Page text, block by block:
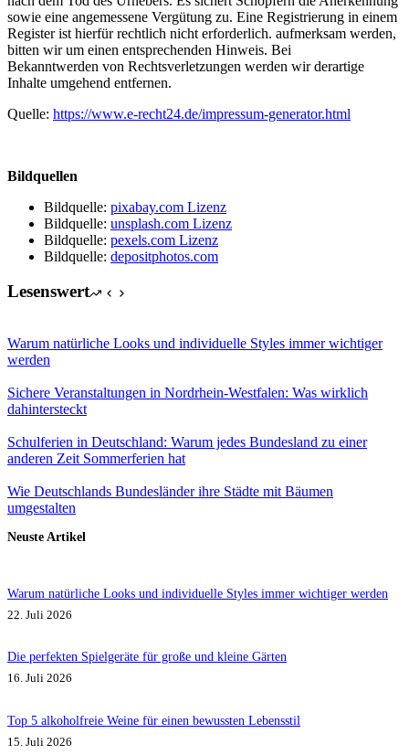
sowie eine angemessene Vergütung zu. Eine Registrierung in einem
Register ist hierfür rechtlich nicht erforderlich. aufmerksam werden,
bitten wir um einen entsprechenden Hinweis. Bei
Bekanntwerden von Rechtsverletzungen werden wir derartige
Inhalte umgehend entfernen.
Quelle: https://www.e-recht24.de/impressum-generator.html
Bildquellen
Bildquelle: pixabay.com Lizenz
Bildquelle: unsplash.com Lizenz
Bildquelle: pexels.com Lizenz
Bildquelle: depositphotos.com
Lesenswert
Warum natürliche Looks und individuelle Styles immer wichtiger
werden
Sichere Veranstaltungen in Nordrhein-Westfalen: Was wirklich
dahintersteckt
Schulferien in Deutschland: Warum jedes Bundesland zu einer
anderen Zeit Sommerferien hat
Wie Deutschlands Bundesländer ihre Städte mit Bäumen
umgestalten
Neuste Artikel
Warum natürliche Looks und individuelle Styles immer wichtiger werden
22. Juli 2026
Die perfekten Spielgeräte für große und kleine Gärten
16. Juli 2026
Top 5 alkoholfreie Weine für einen bewussten Lebensstil
15. Juli 2026